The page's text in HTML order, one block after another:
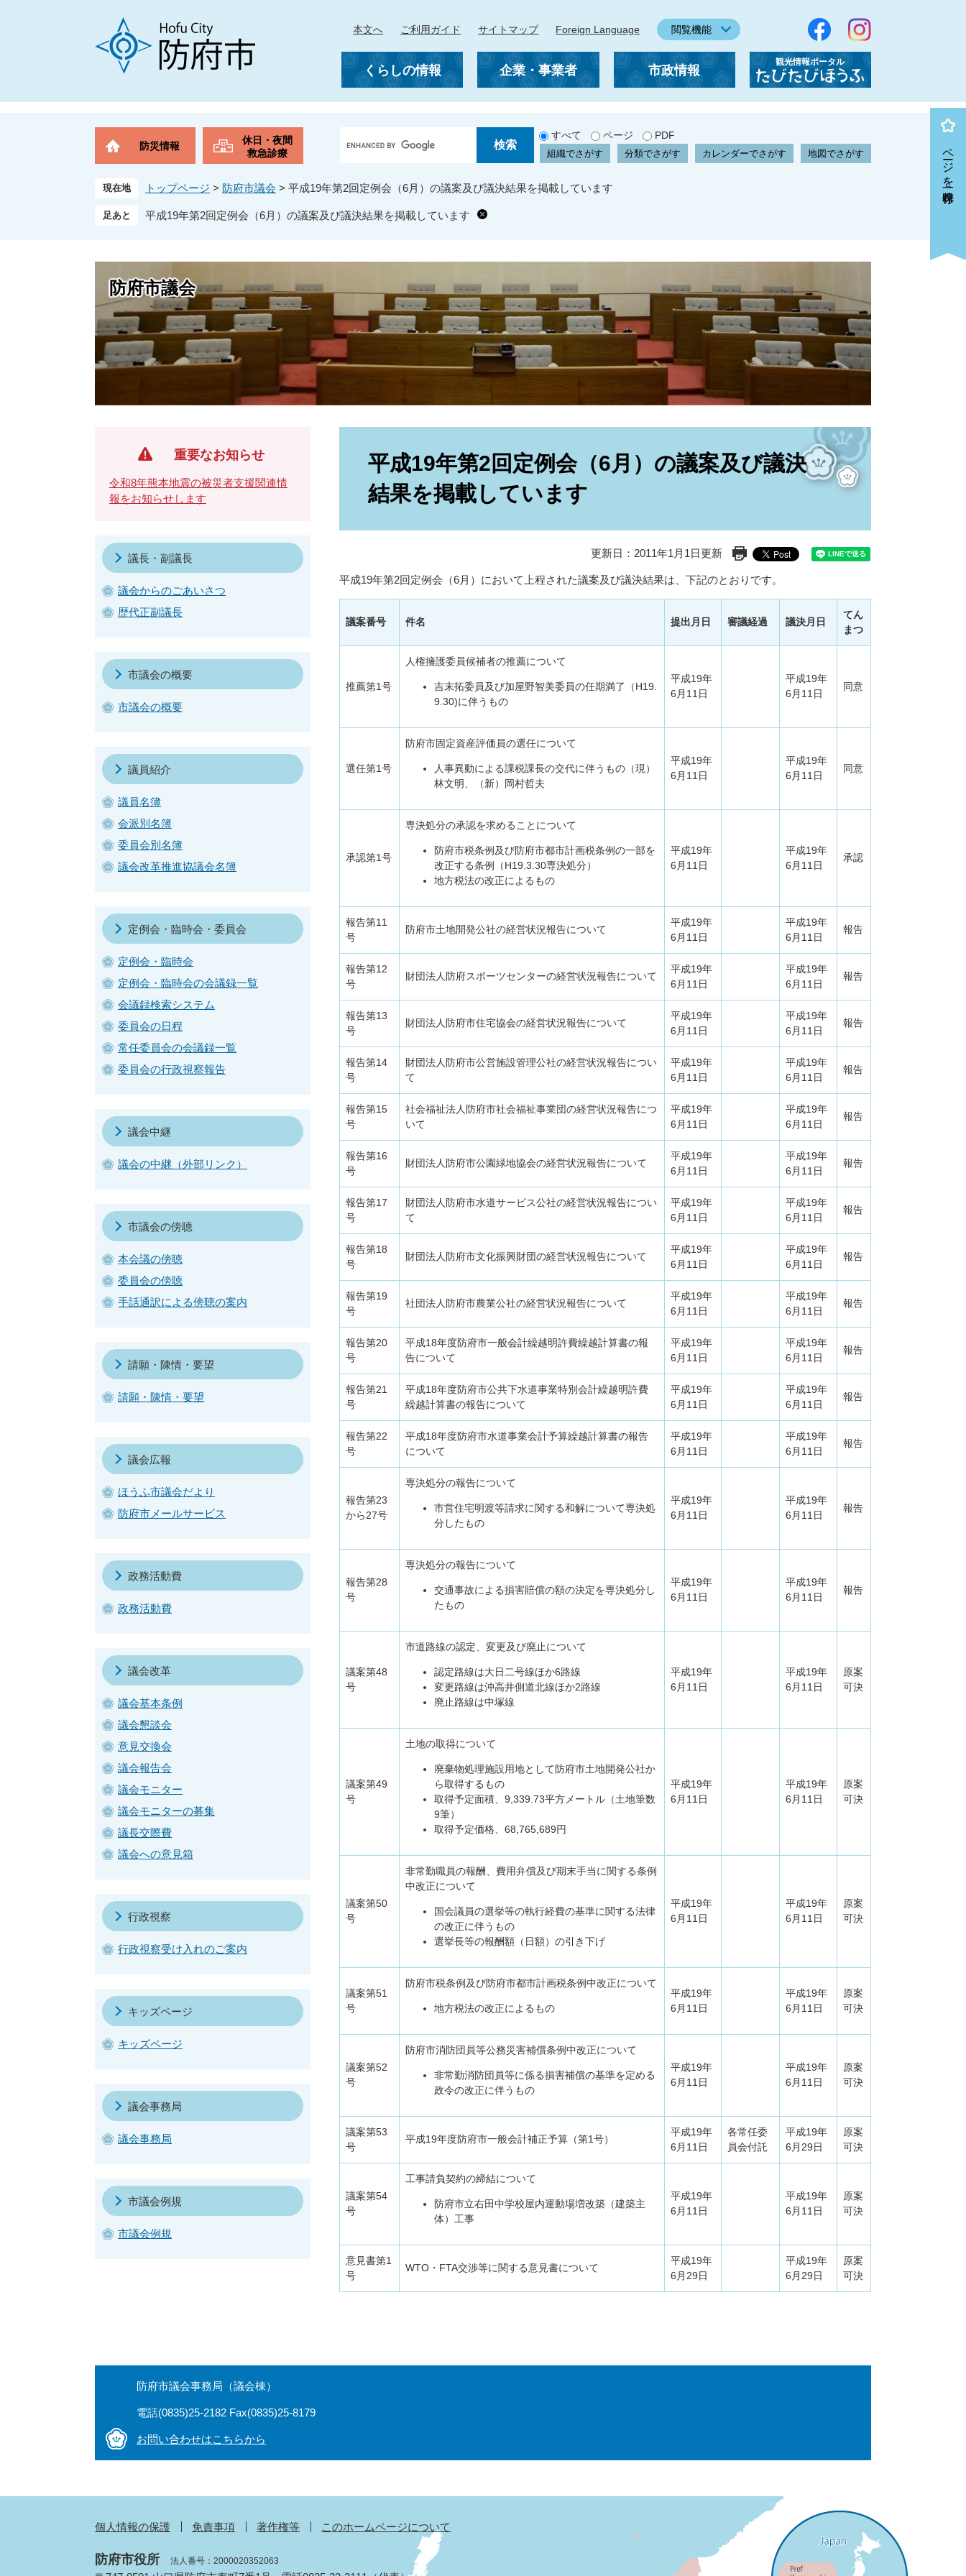
で
ば
本文へ ご利用ガイド サイトマップ Foreign Language 閲覧機能
くらしの情報 企業・事業者 市政情報
観光情報ポータル
「たびたびほうふ」
防災情報
休日・夜間
救急診療
l
e
すべて ページ PDF
組織でさがす 分類でさがす カレンダーでさがす 地図でさがす
現在地 トップページ > 防府市議会 > 平成19年第2回定例会（6月）の議案及び議決結果を掲載しています
平成19年第2回定例会（6月）の議案及び議決結果を掲載しています
防府市議会
平成19年第2回定例会（6月）の議案及び議決
結果を掲載しています
更新日：2011年1月1日更新 印刷ページ表示
平成19年第2回定例会（6月）において上程された議案及び議決結果は、下記のとおりです。
議案番号 件名 提出月日 審議経過 議決月日
てん
まつ
推薦第1号
人権擁護委員候補者の推薦について
吉末拓委員及び加屋野智美委員の任期満了（H19.
9.30)に伴うもの
平成19年
6月11日
平成19年
6月11日
同意
選任第1号
防府市固定資産評価員の選任について
人事異動による課税課長の交代に伴うもの（現）
林文明、（新）岡村哲夫
平成19年
6月11日
平成19年
6月11日
同意
承認第1号
専決処分の承認を求めることについて
防府市税条例及び防府市都市計画税条例の一部を
改正する条例（H19.3.30専決処分）
地方税法の改正によるもの
平成19年
6月11日
平成19年
6月11日
承認
報告第11
号
防府市土地開発公社の経営状況報告について
平成19年
6月11日
平成19年
6月11日
報告
報告第12
号
財団法人防府スポーツセンターの経営状況報告について
平成19年
6月11日
平成19年
6月11日
報告
報告第13
号
財団法人防府市住宅協会の経営状況報告について
平成19年
6月11日
平成19年
6月11日
報告
報告第14
号
財団法人防府市公営施設管理公社の経営状況報告につい
て
平成19年
6月11日
平成19年
6月11日
報告
報告第15
号
社会福祉法人防府市社会福祉事業団の経営状況報告につ
いて
平成19年
6月11日
平成19年
6月11日
報告
報告第16
号
財団法人防府市公園緑地協会の経営状況報告について
平成19年
6月11日
平成19年
6月11日
報告
報告第17
号
財団法人防府市水道サービス公社の経営状況報告につい
て
平成19年
6月11日
平成19年
6月11日
報告
報告第18
号
財団法人防府市文化振興財団の経営状況報告について
平成19年
6月11日
平成19年
6月11日
報告
報告第19
号
社団法人防府市農業公社の経営状況報告について
平成19年
6月11日
平成19年
6月11日
報告
報告第20
号
平成18年度防府市一般会計繰越明許費繰越計算書の報
告について
平成19年
6月11日
平成19年
6月11日
報告
報告第21
号
平成18年度防府市公共下水道事業特別会計繰越明許費
繰越計算書の報告について
平成19年
6月11日
平成19年
6月11日
報告
報告第22
号
平成18年度防府市水道事業会計予算繰越計算書の報告
について
平成19年
6月11日
平成19年
6月11日
報告
報告第23
から27号
専決処分の報告について
市営住宅明渡等請求に関する和解について専決処
分したもの
平成19年
6月11日
平成19年
6月11日
報告
報告第28
号
専決処分の報告について
交通事故による損害賠償の額の決定を専決処分し
たもの
平成19年
6月11日
平成19年
6月11日
報告
議案第48
号
市道路線の認定、変更及び廃止について
認定路線は大日二号線ほか6路線
変更路線は沖高井側道北線ほか2路線
廃止路線は中塚線
平成19年
6月11日
平成19年
6月11日
原案
可決
議案第49
号
土地の取得について
廃棄物処理施設用地として防府市土地開発公社か
ら取得するもの
取得予定面積、9,339.73平方メートル（土地筆数
9筆）
取得予定価格、68,765,689円
平成19年
6月11日
平成19年
6月11日
原案
可決
議案第50
号
非常勤職員の報酬、費用弁償及び期末手当に関する条例
中改正について
国会議員の選挙等の執行経費の基準に関する法律
の改正に伴うもの
選挙長等の報酬額（日額）の引き下げ
平成19年
6月11日
平成19年
6月11日
原案
可決
議案第51
号
防府市税条例及び防府市都市計画税条例中改正について
地方税法の改正によるもの
平成19年
6月11日
平成19年
6月11日
原案
可決
議案第52
号
防府市消防団員等公務災害補償条例中改正について
非常勤消防団員等に係る損害補償の基準を定める
政令の改正に伴うもの
平成19年
6月11日
平成19年
6月11日
原案
可決
議案第53
号
平成19年度防府市一般会計補正予算（第1号）
平成19年
6月11日
各常任委
員会付託
平成19年
6月29日
原案
可決
議案第54
号
工事請負契約の締結について
防府市立右田中学校屋内運動場増改築（建築主
体）工事
平成19年
6月11日
平成19年
6月11日
原案
可決
意見書第1
号
WTO・FTA交渉等に関する意見書について
平成19年
6月29日
平成19年
6月29日
原案
可決
重要なお知らせ
令和8年熊本地震の被災者支援関連情
報をお知らせします
議長・副議長
議会からのごあいさつ
歴代正副議長
市議会の概要
市議会の概要
議員紹介
議員名簿
会派別名簿
委員会別名簿
議会改革推進協議会名簿
定例会・臨時会・委員会
定例会・臨時会
定例会・臨時会の会議録一覧
会議録検索システム
委員会の日程
常任委員会の会議録一覧
委員会の行政視察報告
議会中継
議会の中継（外部リンク）
市議会の傍聴
本会議の傍聴
委員会の傍聴
手話通訳による傍聴の案内
請願・陳情・要望
請願・陳情・要望
議会広報
ほうふ市議会だより
防府市メールサービス
政務活動費
政務活動費
議会改革
議会基本条例
議会懇談会
意見交換会
議会報告会
議会モニター
議会モニターの募集
議長交際費
議会への意見箱
行政視察
行政視察受け入れのご案内
キッズページ
キッズページ
議会事務局
議会事務局
市議会例規
市議会例規
防府市議会事務局（議会棟）
電話(0835)25-2182 Fax(0835)25-8179
お問い合わせはこちらから
個人情報の保護 免責事項 著作権等 このホームページについて
防府市役所 法人番号：2000020352063
ページを一時保存